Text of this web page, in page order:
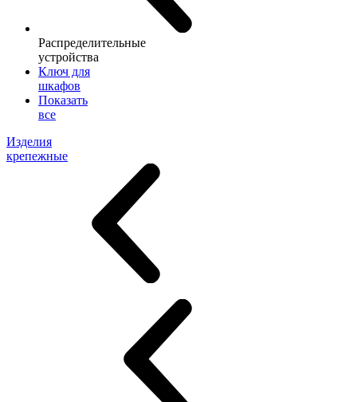
Распределительные
устройства
Ключ для
шкафов
Показать
все
Изделия
крепежные